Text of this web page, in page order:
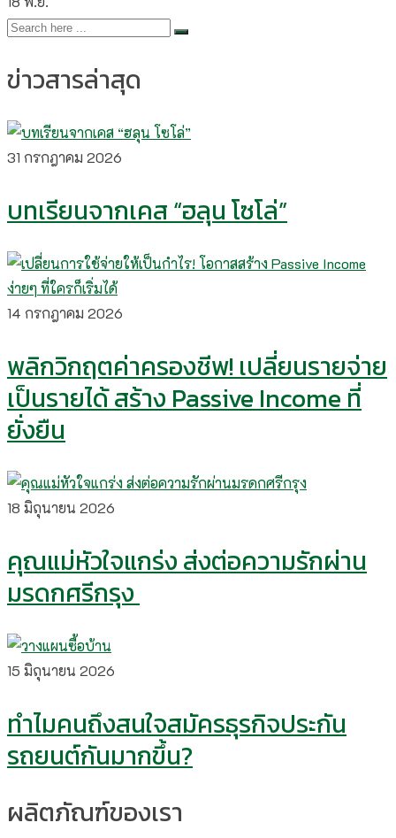
ข่าวสารล่าสุด
31 กรกฎาคม 2026
บทเรียนจากเคส “ฮลุน โซโล่”
14 กรกฎาคม 2026
พลิกวิกฤตค่าครองชีพ! เปลี่ยนรายจ่าย
เป็นรายได้ สร้าง Passive Income ที่
ยั่งยืน
18 มิถุนายน 2026
คุณแม่หัวใจแกร่ง ส่งต่อความรักผ่าน
มรดกศรีกรุง
15 มิถุนายน 2026
ทำไมคนถึงสนใจสมัครธุรกิจประกัน
รถยนต์กันมากขึ้น?
ผลิตภัณฑ์ของเรา